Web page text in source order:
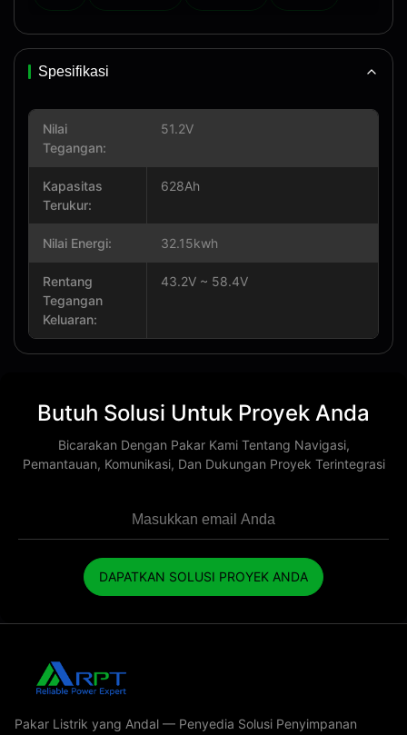
Spesifikasi
Nilai
Tegangan:
51.2V
Kapasitas
Terukur:
628Ah
Nilai Energi: 32.15kwh
Rentang
Tegangan
Keluaran:
43.2V ~ 58.4V
Butuh Solusi Untuk Proyek Anda
Bicarakan Dengan Pakar Kami Tentang Navigasi,
Pemantauan, Komunikasi, Dan Dukungan Proyek Terintegrasi
DAPATKAN SOLUSI PROYEK ANDA
Pakar Listrik yang Andal — Penyedia Solusi Penyimpanan